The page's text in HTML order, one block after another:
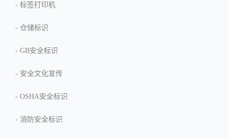
- 标签打印机
- 仓储标识
- GB安全标识
- 安全文化宣传
- OSHA安全标识
- 消防安全标识